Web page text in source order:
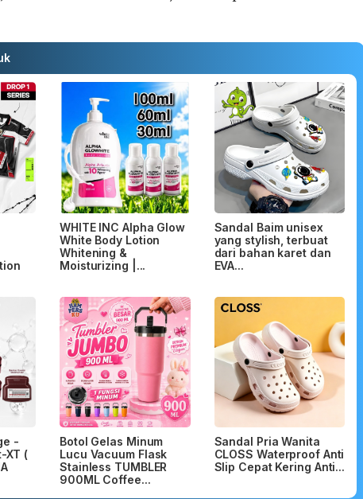
WHITE INC Alpha Glow
White Body Lotion
Whitening &
Moisturizing |...
Sandal Baim unisex
yang stylish, terbuat
dari bahan karet dan
EVA...
-
XT (
Botol Gelas Minum
Lucu Vacuum Flask
Stainless TUMBLER
900ML Coffee...
Sandal Pria Wanita
CLOSS Waterproof Anti
Slip Cepat Kering Anti...